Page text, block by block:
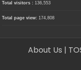
Total visitors :136,553
Total page view:174,808
About Us |